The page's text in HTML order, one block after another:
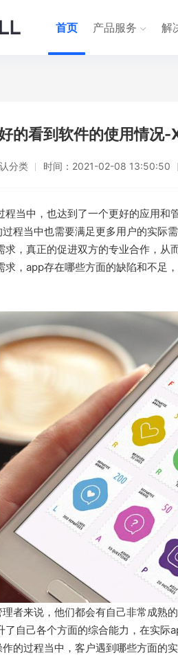
首页 产品服务 解
的看到软件的使用情况
分类 时间： 2021-02-08 13:50:50
程当中，也达到了一个更好的应用
程当中也需要满足更多用户的实际
求，真正的促进双方的专业合作，
求，app存在哪些方面的缺陷和不足
者来说，他们都会有自己非常成熟
了自己各个方面的综合能力，在实
的过程当中，客户遇到哪些方面的